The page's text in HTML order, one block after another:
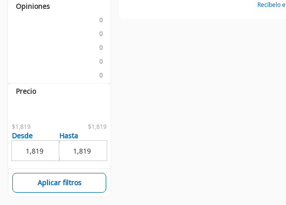
Opiniones
0
0
0
0
0
Precio
$1,819 $1,819
Desde Hasta
Aplicar filtros
Recíbelo